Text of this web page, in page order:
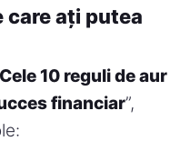
care ați putea
Cele 10 reguli de aur
financiar”,